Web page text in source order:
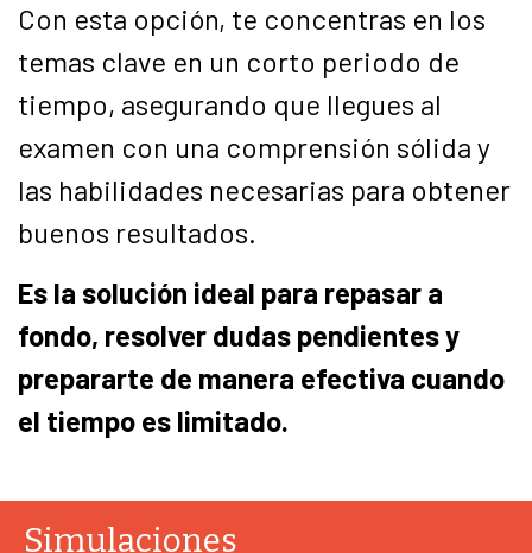
Con esta opción, te concentras en los
temas clave en un corto periodo de
tiempo, asegurando que llegues al
examen con una comprensión sólida y
las habilidades necesarias para obtener
buenos resultados.
Es la solución ideal para repasar a
fondo, resolver dudas pendientes y
prepararte de manera efectiva cuando
el tiempo es limitado.
Simulaciones